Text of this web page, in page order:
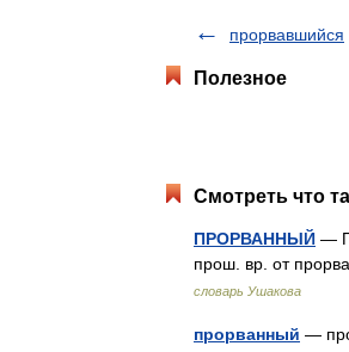
прорвавшийся
Полезное
Смотреть что
ПРОРВАННЫЙ —
прош. вр. от
словарь Ушакова
прорванный —